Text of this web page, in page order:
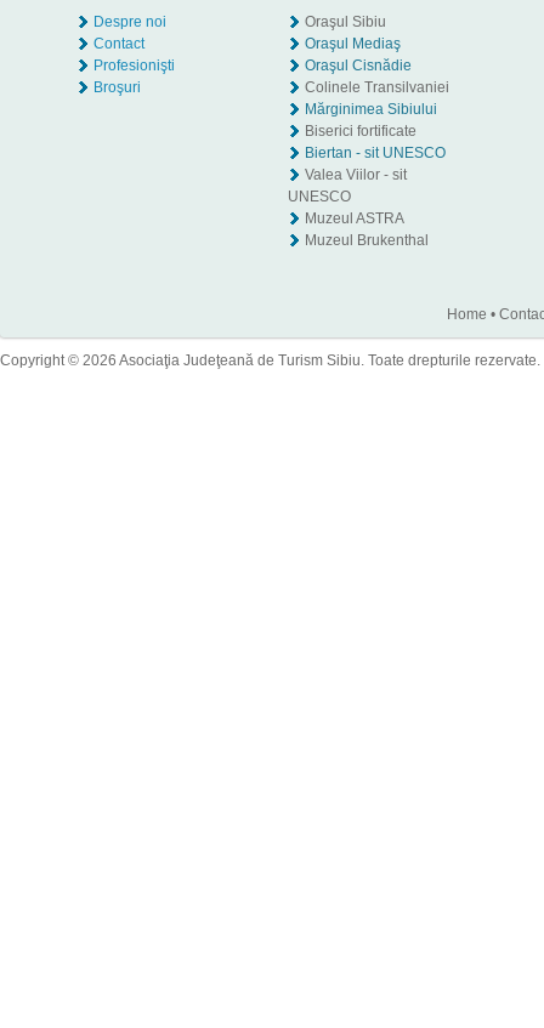
Despre noi
Contact
Profesionişti
Broşuri
Oraşul Sibiu
Oraşul Mediaş
Oraşul Cisnădie
Colinele Transilvaniei
Mărginimea Sibiului
Biserici fortificate
Biertan - sit UNESCO
Valea Viilor - sit
UNESCO
Muzeul ASTRA
Muzeul Brukenthal
Home •
Copyright © 2026 Asociaţia Judeţeană de Turism Sibiu. Toate drepturile rezervate.